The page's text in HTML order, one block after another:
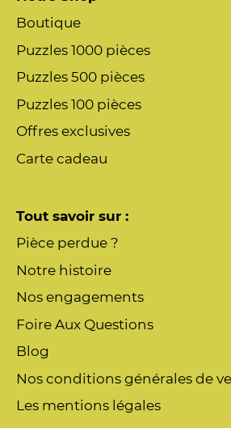
Boutique
Puzzles 1000 pièces
Puzzles 500 pièces
Puzzles 100 pièces
Offres exclusives
Carte cadeau
Tout savoir sur :
Pièce perdue ?
Notre histoire
Nos engagements
Foire Aux Questions
Blog
Nos conditions générales de
Les mentions légales